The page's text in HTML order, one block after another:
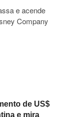
e acende
Company
de US$
e mira